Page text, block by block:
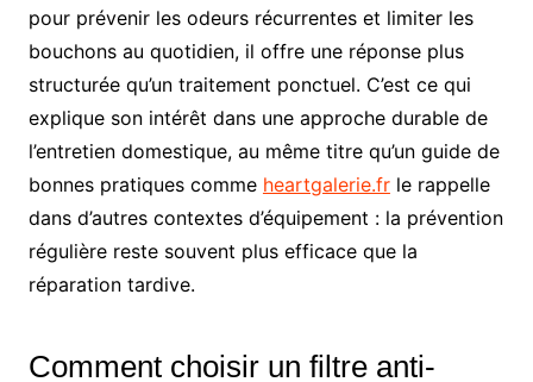
pour prévenir les odeurs récurrentes et limiter les
bouchons au quotidien, il offre une réponse plus
structurée qu’un traitement ponctuel. C’est ce qui
explique son intérêt dans une approche durable de
l’entretien domestique, au même titre qu’un guide de
bonnes pratiques comme heartgalerie.frle rappelle
dans d’autres contextes d’équipement : la prévention
régulière reste souvent plus efficace que la
réparation tardive.
Comment choisir un filtre anti-